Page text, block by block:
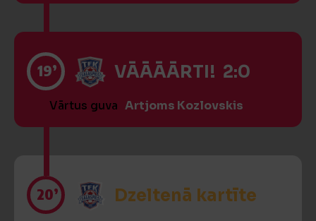
19’ VĀĀĀĀRTI! 2:0
Vārtus guva Artjoms Kozlovskis
20’ Dzeltenā kartīte